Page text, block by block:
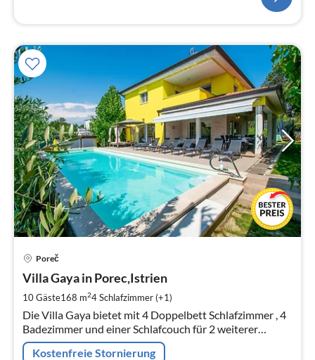
Poreč
Villa Gaya in Porec,Istrien
10 Gäste168 m24Schlafzimmer (+1)
Die Villa Gaya bietet mit 4 Doppelbett Schlafzimmer , 4
Badezimmer und einer Schlafcouch für 2 weiterer
Personen Platz für bis zu 10 Personen.
Kostenfreie Stornierung